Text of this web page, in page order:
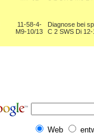
11-58-4-
M9-10/13
Diagnose bei
C 2 SWS Di
Web